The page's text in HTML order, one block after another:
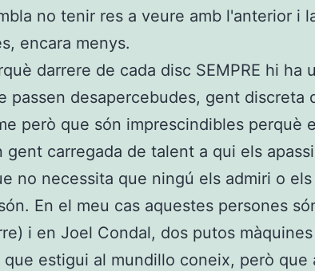
no tenir res a veure amb l'anterior i
encara menys.
darrere de cada disc SEMPRE hi ha
passen desapercebudes, gent discreta
però que són imprescindibles perquè
gent carregada de talent a qui els
no necessita que ningú els admiri o els
En el meu cas aquestes persones
i en Joel Condal, dos putos
que estigui al mundillo coneix, però que